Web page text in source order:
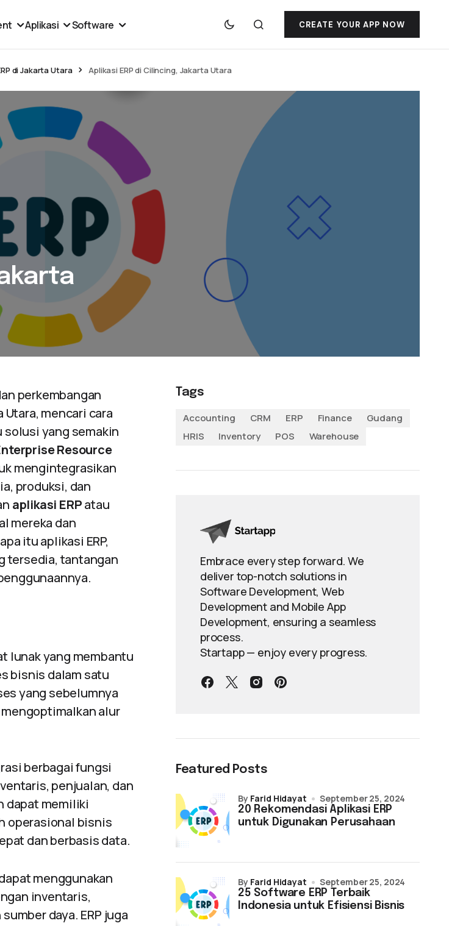
Aplikasi Software CREATE YOUR APP NOW
di Jakarta Utara Aplikasi ERP di Cilincing, Jakarta Utara
perkembangan
mencari cara
yang semakin
Resource
mengintegrasikan
produksi, dan
aplikasi ERPatau
mereka dan
itu aplikasi ERP,
tersedia, tantangan
lunak yang membantu
bisnis dalam satu
yang sebelumnya
alur
berbagai fungsi
penjualan, dan
dapat memiliki
operasional bisnis
dan berbasis data.
menggunakan
inventaris,
daya. ERP juga
Tags
Accounting
CRM ERP Finance
Gudang
HRIS
Inventory POS Warehouse
Embrace every step forward. We
deliver top-notch solutions in
Software Development, Web
Development and Mobile App
Development, ensuring a seamless
process.
Startapp — enjoy every progress.
Featured Posts
20 Rekomendasi Aplikasi ERP
untuk Digunakan Perusahaan
by Farid Hidayat September 25, 2024
25 Software ERP Terbaik
Indonesia untuk Efisiensi Bisnis
by Farid Hidayat September 25, 2024